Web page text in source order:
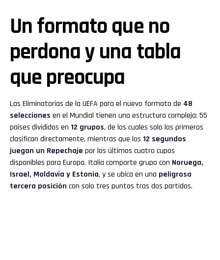
Un formato que no
perdona y una tabla
que preocupa
Las Eliminatorias de la UEFA para el nuevo formato de 48
selecciones en el Mundial tienen una estructura compleja: 55
países divididos en 12 grupos, de los cuales solo los primeros
clasifican directamente, mientras que los 12 segundos
juegan un Repechaje por los últimos cuatro cupos
disponibles para Europa. Italia comparte grupo con Noruega,
Israel, Moldavia y Estonia, y se ubica en una peligrosa
tercera posición con solo tres puntos tras dos partidos.